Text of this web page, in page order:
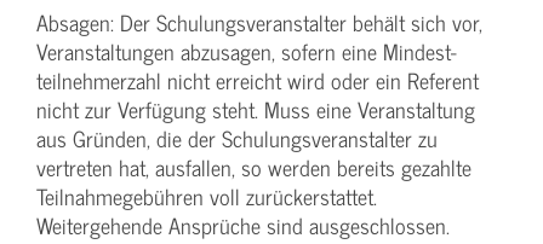
Absagen: Der Schulungs­veranstalter behält sich vor,
Veranstaltungen abzusagen, sofern eine Mindest­
teilnehmerzahl nicht erreicht wird oder ein Referent
nicht zur Verfügung steht. Muss eine Veranstaltung
aus Gründen, die der Schulungs­veranstalter zu
vertreten hat, ausfallen, so werden bereits gezahlte
Teilnahme­gebühren voll zurückerstattet.
Weitergehende Ansprüche sind ausgeschlossen.